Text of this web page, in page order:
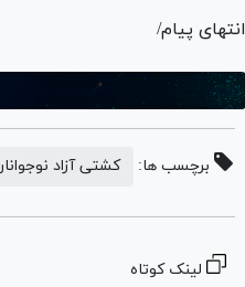
انتهای پیام/
برچسب ها: کشتی آزاد
لینک کوتاه